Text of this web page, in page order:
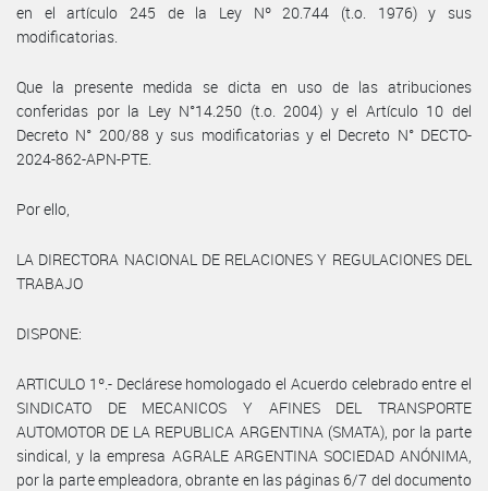
en el artículo 245 de la Ley Nº 20.744 (t.o. 1976) y sus
modificatorias.
Que la presente medida se dicta en uso de las atribuciones
conferidas por la Ley N°14.250 (t.o. 2004) y el Artículo 10 del
Decreto N° 200/88 y sus modificatorias y el Decreto N° DECTO-
2024-862-APN-PTE.
Por ello,
LA DIRECTORA NACIONAL DE RELACIONES Y REGULACIONES DEL
TRABAJO
DISPONE:
ARTICULO 1º.- Declárese homologado el Acuerdo celebrado entre el
SINDICATO DE MECANICOS Y AFINES DEL TRANSPORTE
AUTOMOTOR DE LA REPUBLICA ARGENTINA (SMATA), por la parte
sindical, y la empresa AGRALE ARGENTINA SOCIEDAD ANÓNIMA,
por la parte empleadora, obrante en las páginas 6/7 del documento